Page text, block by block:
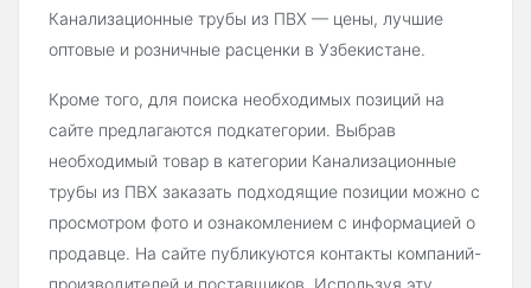
Канализационные трубы из ПВХ — цены, лучшие
оптовые и розничные расценки в Узбекистане.
Кроме того, для поиска необходимых позиций на
сайте предлагаются подкатегории. Выбрав
необходимый товар в категории Канализационные
трубы из ПВХ заказать подходящие позиции можно с
просмотром фото и ознакомлением с информацией о
продавце. На сайте публикуются контакты компаний-